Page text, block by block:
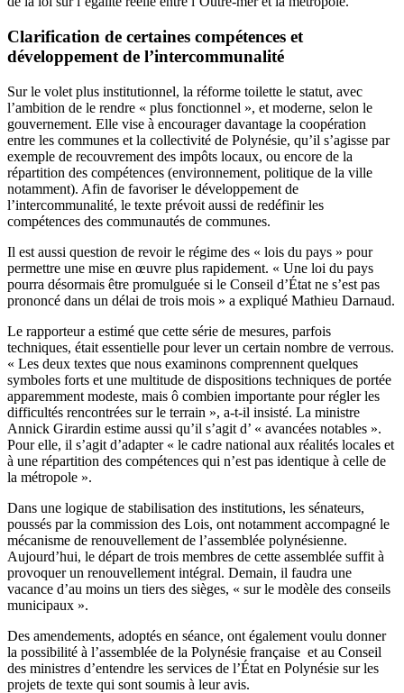
Clarification de certaines compétences et
développement de l’intercommunalité
Sur le volet plus institutionnel, la réforme toilette le statut, avec
l’ambition de le rendre « plus fonctionnel », et moderne, selon le
gouvernement. Elle vise à encourager davantage la coopération
entre les communes et la collectivité de Polynésie, qu’il s’agisse par
exemple de recouvrement des impôts locaux, ou encore de la
répartition des compétences (environnement, politique de la ville
notamment). Afin de favoriser le développement de
l’intercommunalité, le texte prévoit aussi de redéfinir les
compétences des communautés de communes.
Il est aussi question de revoir le régime des « lois du pays » pour
permettre une mise en œuvre plus rapidement. « Une loi du pays
pourra désormais être promulguée si le Conseil d’État ne s’est pas
prononcé dans un délai de trois mois » a expliqué Mathieu Darnaud.
Le rapporteur a estimé que cette série de mesures, parfois
techniques, était essentielle pour lever un certain nombre de verrous.
« Les deux textes que nous examinons comprennent quelques
symboles forts et une multitude de dispositions techniques de portée
apparemment modeste, mais ô combien importante pour régler les
difficultés rencontrées sur le terrain », a-t-il insisté. La ministre
Annick Girardin estime aussi qu’il s’agit d’ « avancées notables ».
Pour elle, il s’agit d’adapter « le cadre national aux réalités locales et
à une répartition des compétences qui n’est pas identique à celle de
la métropole ».
Dans une logique de stabilisation des institutions, les sénateurs,
poussés par la commission des Lois, ont notamment accompagné le
mécanisme de renouvellement de l’assemblée polynésienne.
Aujourd’hui, le départ de trois membres de cette assemblée suffit à
provoquer un renouvellement intégral. Demain, il faudra une
vacance d’au moins un tiers des sièges, « sur le modèle des conseils
municipaux ».
Des amendements, adoptés en séance, ont également voulu donner
la possibilité à l’assemblée de la Polynésie française et au Conseil
des ministres d’entendre les services de l’État en Polynésie sur les
projets de texte qui sont soumis à leur avis.